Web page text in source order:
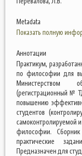
Metadata
Показать полную
Аннотации
Практикум,
по философии для
Министерством
(регистрационный №
повышению
студентов
самоконтролируемой
философии.
практические
Предназначен для